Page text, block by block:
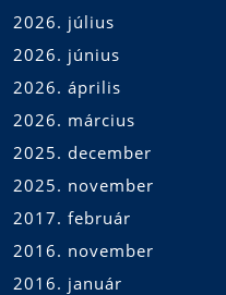
2026. július
2026. június
2026. április
2026. március
2025. december
2025. november
2017. február
2016. november
2016. január